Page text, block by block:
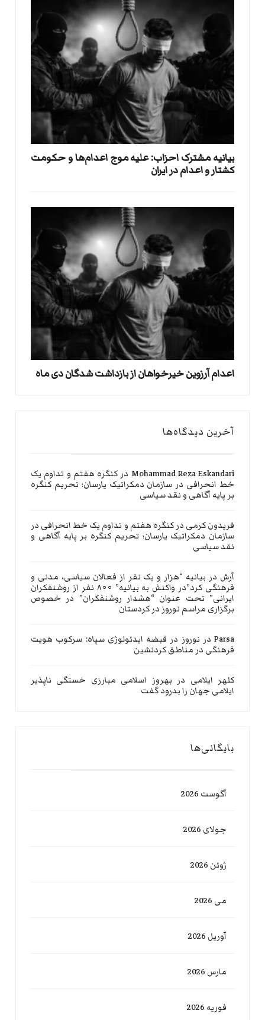
بيانيه مشترک احزاب: علیه موج اعدام‌ها و حکومت
کشتار و اعدام در ایران
اعدام آرزوین خیرخواهان از بازداشت شدگان دی ماه
آخرین دیدگاه‌ها
Mohammad Reza Eskandari در کنگره هفتم و تداوم یک
خط انحرافی در سازمان دمکراتیک یارسان؛ تحریم کنگره
بر پایه آگاهی و نقد سیاسی
فریدون کرمی درکنگره هفتم و تداوم یک خط انحرافی در
سازمان دمکراتیک یارسان؛ تحریم کنگره بر پایه آگاهی و
نقد سیاسی
آرش در بیانیه “هزار و یک نفر از فعالان سیاسی، مدنی و
فرهنگی کرد”در واکنش به بیانیه” ۸۰۰ نفر از روشنفکران
ایرانی” تحت عنوان “هشدار روشنفکران” در خصوص
برگزاری مراسم نوروز در کردستان
Parsa در نوروز در قبضه ایدئولوژی سپاه: سرکوب هویت
فرهنگی در مناطق کردنشین
کلهر ایلامی در بهروز اسلامی مبارزی خستگی ناپذیر
ایلامی جهان را بدرود گفت
بایگانی‌ها
آگوست 2026
جولای 2026
ژوئن 2026
می 2026
آوریل 2026
مارس 2026
فوریه 2026